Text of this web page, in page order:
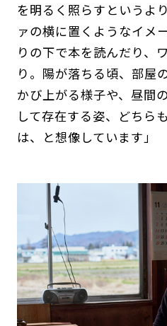
を明るく照らすというよ
ァの横に置くようなイメ
りの下で本を読んだり、
り。陽が落ちる頃、部屋
かび上がる様子や、昼間
して存在する姿、どちら
は、と想像しています」